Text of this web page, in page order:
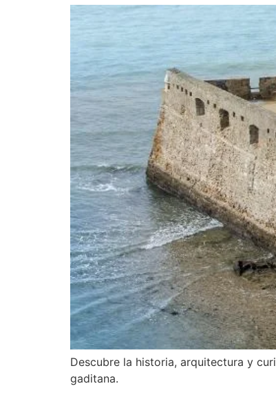
Descubre la historia, arquitectura y
gaditana.